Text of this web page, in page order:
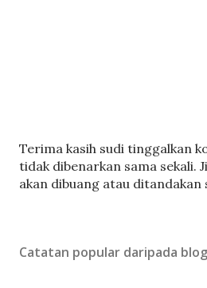
C
a
t
l
Terima kasih sudi tinggalkan
tidak dibenarkan sama sekali.
akan dibuang atau ditandakan
Catatan popular daripada